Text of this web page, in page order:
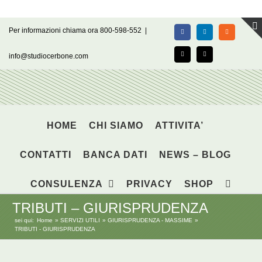
contenuto
Per informazioni chiama ora 800-598-552
info@studiocerbone.com
FacebookLinkedIn Rss
X Email
HOME CHI SIAMO ATTIVITA’
CONTATTI BANCA DATI NEWS – BLOG
CONSULENZA PRIVACY SHOP
TRIBUTI – GIURISPRUDENZA
sei qui: Home SERVIZI UTILI
GIURISPRUDENZA - MASSIME
TRIBUTI - GIURISPRUDENZA